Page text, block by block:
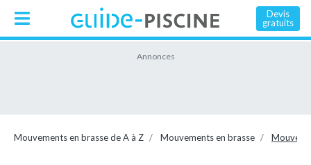
Devis
gratuits
Mouvements en brasse de A à Z Mouvements en brasse